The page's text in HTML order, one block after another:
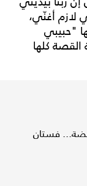
لازم أغنّي،
سمّيتها "حبيبي
كلها
فستان